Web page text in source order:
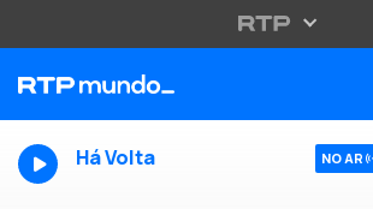
Há Volta NO AR